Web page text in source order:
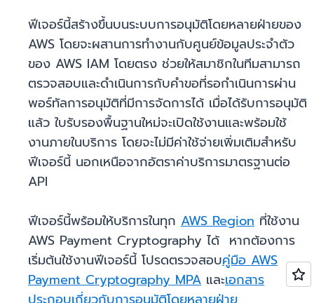
ฟีเจอร์นี้สร้างขึ้นบนระบบการอนุมัติโดยหลายฝ่ายของ
AWS โดยจะผสานการทำงานกับศูนย์ข้อมูลประจำตัว
ของ AWS IAM โดยตรง ช่วยให้สมาชิกในทีมสามารถ
ตรวจสอบและดำเนินการกับคำขอที่รอกำเนินการผ่าน
พอร์ทัลการอนุมัติที่มีการจัดการได้ เมื่อได้รับการอนุมัติ
แล้ว ใบรับรองพื้นฐานใหม่จะเปิดใช้งานและพร้อมใช้
งานภายในบริการ โดยจะไม่มีค่าใช้จ่ายเพิ่มเติมสำหรับ
ฟีเจอร์นี้ นอกเหนือจากอัตราค่าบริการมาตรฐานต่อ
API
ฟีเจอร์นี้พร้อมให้บริการในทุก AWS Region ที่ใช้งาน
AWS Payment Cryptography ได้ หากต้องการ
เริ่มต้นใช้งานฟีเจอร์นี้ โปรดตรวจสอบคู่มือ AWS
Payment Cryptography MPA และเอกสาร